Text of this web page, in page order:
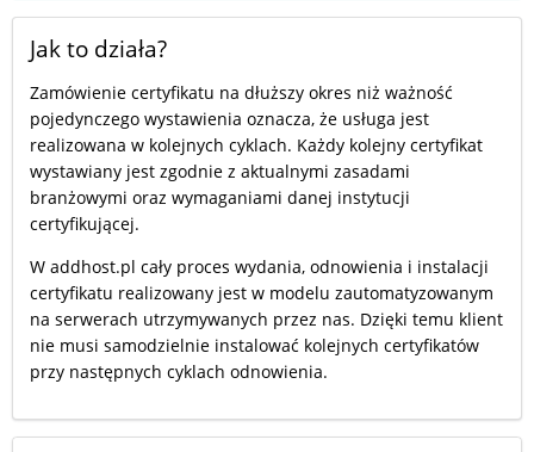
Jak to działa?
Zamówienie certyfikatu na dłuższy okres niż ważność
pojedynczego wystawienia oznacza, że usługa jest
realizowana w kolejnych cyklach. Każdy kolejny certyfikat
wystawiany jest zgodnie z aktualnymi zasadami
branżowymi oraz wymaganiami danej instytucji
certyfikującej.
W addhost.pl cały proces wydania, odnowienia i instalacji
certyfikatu realizowany jest w modelu zautomatyzowanym
na serwerach utrzymywanych przez nas. Dzięki temu klient
nie musi samodzielnie instalować kolejnych certyfikatów
przy następnych cyklach odnowienia.